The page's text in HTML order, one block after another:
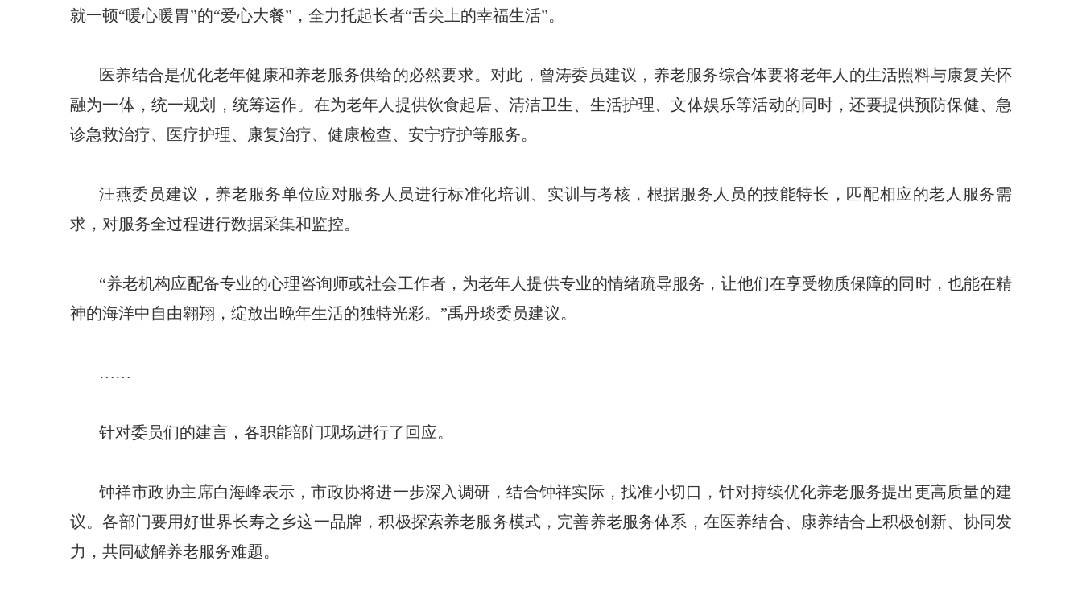
就一顿“暖心暖胃”的“爱心大餐”，全力托起长者“舌尖上的幸福生活”。
医养结合是优化老年健康和养老服务供给的必然要求。对此，曾涛委员建议，养老服务综合体要将老年人的生活照料与康复关怀
融为一体，统一规划，统筹运作。在为老年人提供饮食起居、清洁卫生、生活护理、文体娱乐等活动的同时，还要提供预防保健、急
诊急救治疗、医疗护理、康复治疗、健康检查、安宁疗护等服务。
汪燕委员建议，养老服务单位应对服务人员进行标准化培训、实训与考核，根据服务人员的技能特长，匹配相应的老人服务需
求，对服务全过程进行数据采集和监控。
“养老机构应配备专业的心理咨询师或社会工作者，为老年人提供专业的情绪疏导服务，让他们在享受物质保障的同时，也能在精
神的海洋中自由翱翔，绽放出晚年生活的独特光彩。”禹丹琰委员建议。
……
针对委员们的建言，各职能部门现场进行了回应。
钟祥市政协主席白海峰表示，市政协将进一步深入调研，结合钟祥实际，找准小切口，针对持续优化养老服务提出更高质量的建
议。各部门要用好世界长寿之乡这一品牌，积极探索养老服务模式，完善养老服务体系，在医养结合、康养结合上积极创新、协同发
力，共同破解养老服务难题。